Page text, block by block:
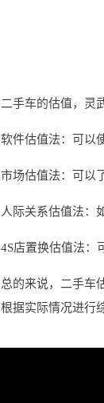
二手车的估值，灵
软件估值法：可以
市场估值法：可以
人际关系估值法：
4S店置换估值法：
总的来说，二手车
根据实际情况进行